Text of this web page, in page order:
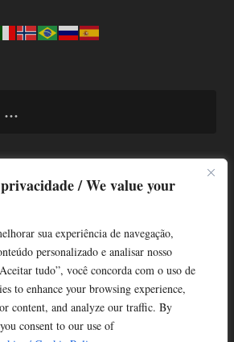
/ We value your
sua experiência de navegação,
personalizado e analisar nosso
tudo”, você concorda com o uso de
to enhance your browsing experience,
content, and analyze our traffic. By
consent to our use of
2013 / 2026
MKT DIGITAL